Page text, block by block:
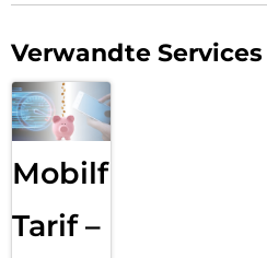
Verwandte Services
Mobilfunk
Tarif –